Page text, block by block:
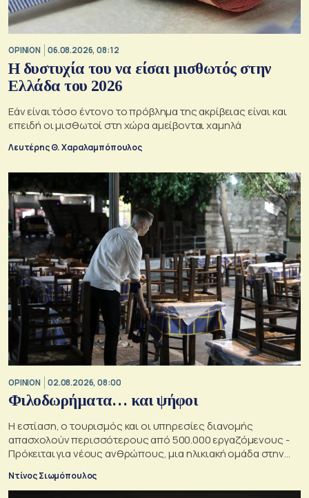
OPINION 06.08.2026, 08:12
Η δυστυχία του να είσαι μισθωτός στην
Ελλάδα του 2026
Εάν είναι τόσο έντονο το πρόβλημα της ακρίβειας είναι και
επειδή οι μισθωτοί στη χώρα αμείβονται χαμηλά
Λευτέρης Θ. Χαραλαμπόπουλος
OPINION 02.08.2026, 08:00
Φιλοδωρήματα… και ψήφοι
Η εστίαση, ο τουρισμός και οι υπηρεσίες διανομής
απασχολούν περισσότερους από 500.000 εργαζόμενους -
Πρόκειται για νέους ανθρώπους, μια ηλικιακή ομάδα στην
οποία κάθε κυβέρνηση θα ήθελε να αυξήσει την επιρροή της
Ντίνος Σιωμόπουλος